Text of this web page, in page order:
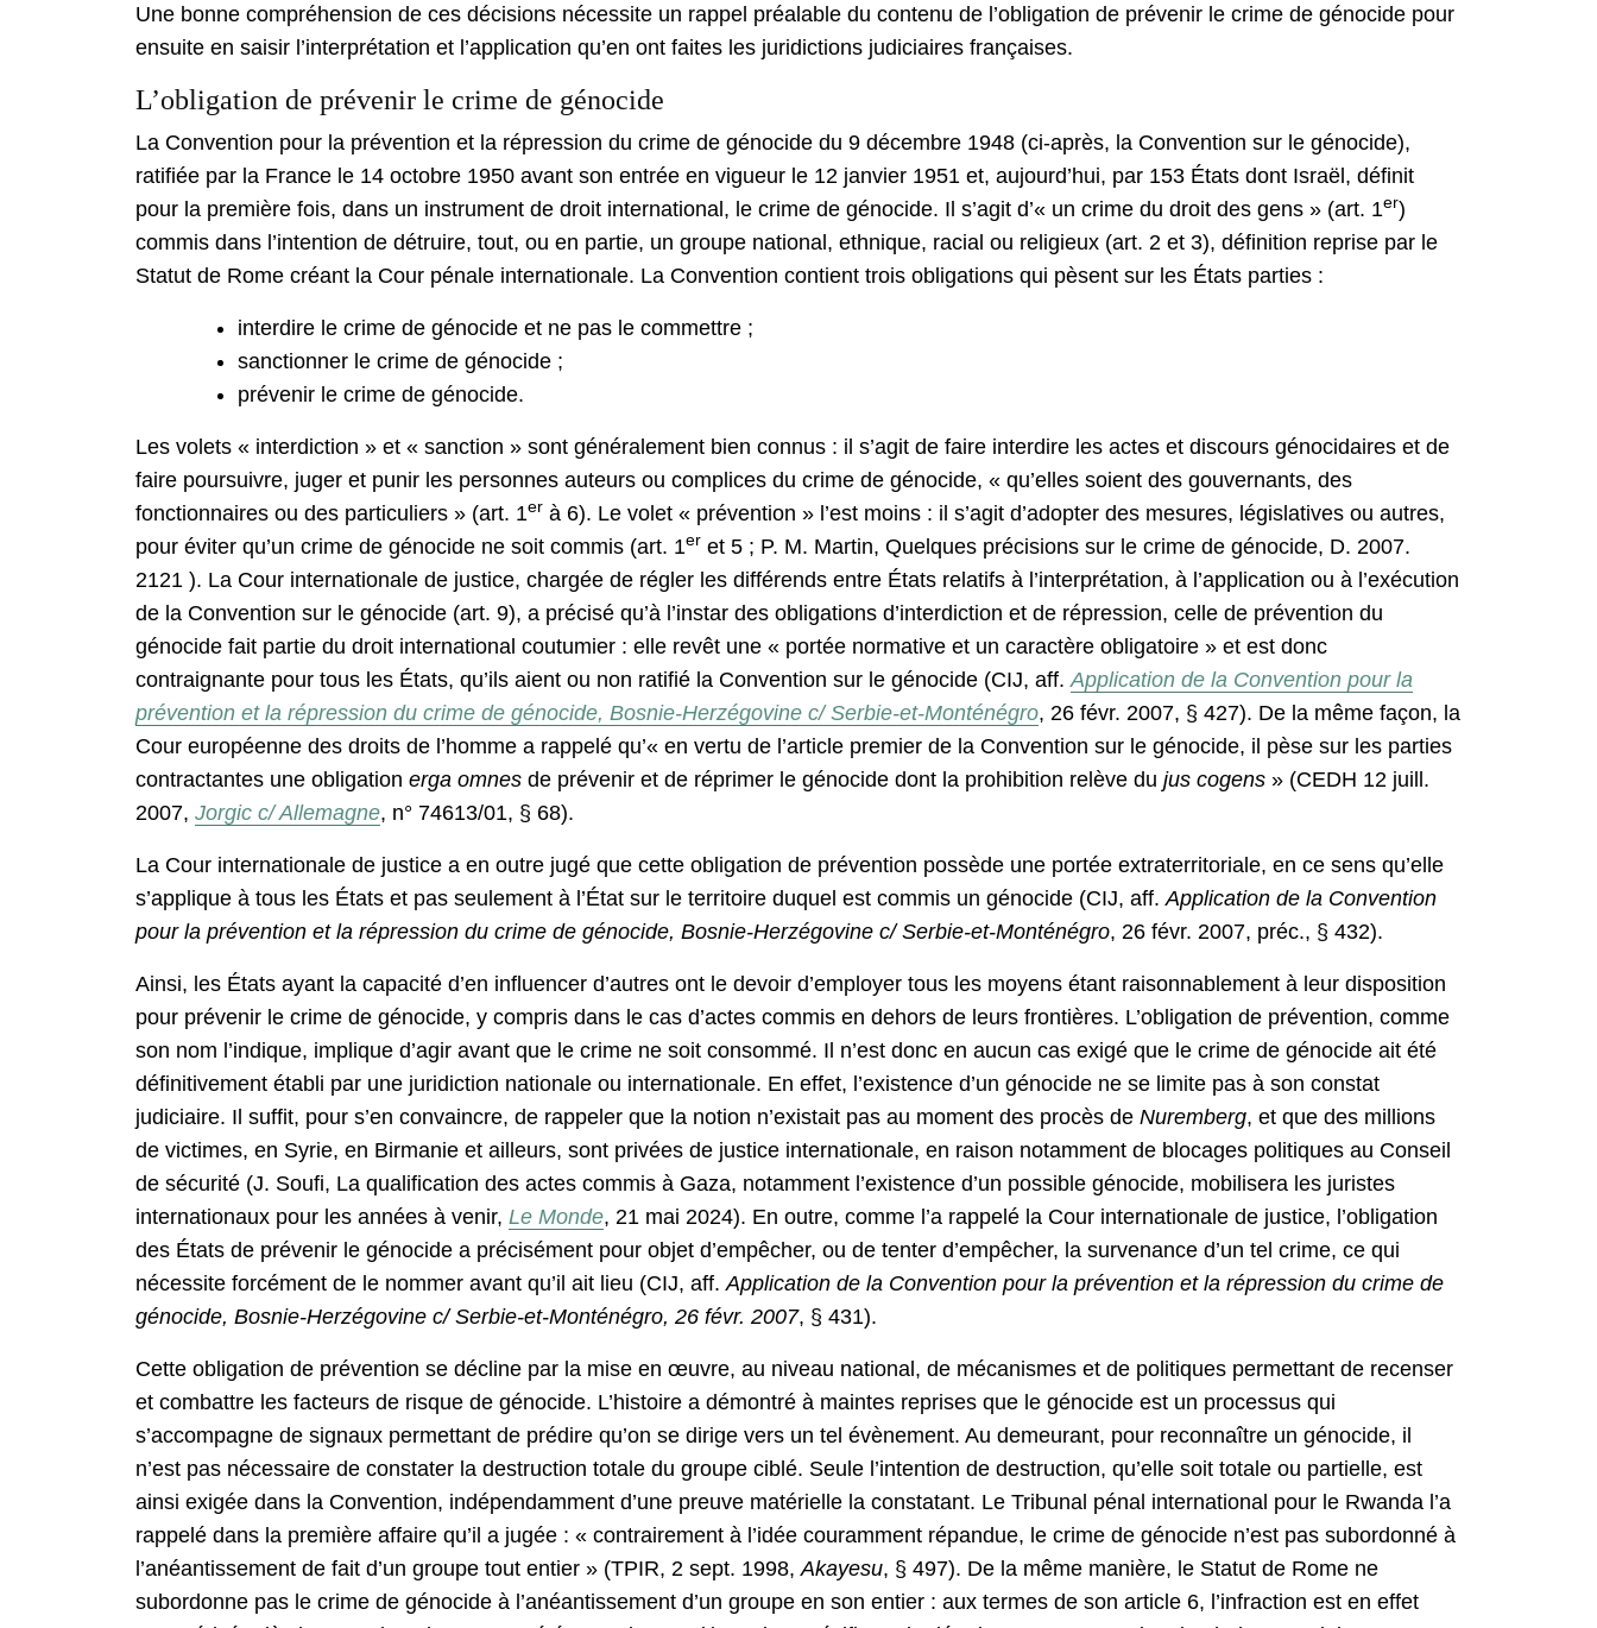
Une bonne compréhension de ces décisions nécessite un rappel préalable du contenu de l’obligation de prévenir le crime de génocide pour
ensuite en saisir l’interprétation et l’application qu’en ont faites les juridictions judiciaires françaises.
L’obligation de prévenir le crime de génocide
La Convention pour la prévention et la répression du crime de génocide du 9 décembre 1948 (ci-après, la Convention sur le génocide),
ratifiée par la France le 14 octobre 1950 avant son entrée en vigueur le 12 janvier 1951 et, aujourd’hui, par 153 États dont Israël, définit
pour la première fois, dans un instrument de droit international, le crime de génocide. Il s’agit d’« un crime du droit des gens » (art. 1er)
commis dans l’intention de détruire, tout, ou en partie, un groupe national, ethnique, racial ou religieux (art. 2 et 3), définition reprise par le
Statut de Rome créant la Cour pénale internationale. La Convention contient trois obligations qui pèsent sur les États parties :
interdire le crime de génocide et ne pas le commettre ;
sanctionner le crime de génocide ;
prévenir le crime de génocide.
Les volets « interdiction » et « sanction » sont généralement bien connus : il s’agit de faire interdire les actes et discours génocidaires et de
faire poursuivre, juger et punir les personnes auteurs ou complices du crime de génocide, « qu’elles soient des gouvernants, des
fonctionnaires ou des particuliers » (art. 1er à 6). Le volet « prévention » l’est moins : il s’agit d’adopter des mesures, législatives ou autres,
pour éviter qu’un crime de génocide ne soit commis (art. 1er et 5 ; P. M. Martin, Quelques précisions sur le crime de génocide, D. 2007.
2121 ). La Cour internationale de justice, chargée de régler les différends entre États relatifs à l’interprétation, à l’application ou à l’exécution
de la Convention sur le génocide (art. 9), a précisé qu’à l’instar des obligations d’interdiction et de répression, celle de prévention du
génocide fait partie du droit international coutumier : elle revêt une « portée normative et un caractère obligatoire » et est donc
contraignante pour tous les États, qu’ils aient ou non ratifié la Convention sur le génocide (CIJ, aff. Application de la Convention pour la
prévention et la répression du crime de génocide, Bosnie-Herzégovine c/ Serbie-et-Monténégro, 26 févr. 2007, § 427). De la même façon, la
Cour européenne des droits de l’homme a rappelé qu’« en vertu de l’article premier de la Convention sur le génocide, il pèse sur les parties
contractantes une obligation erga omnes de prévenir et de réprimer le génocide dont la prohibition relève du jus cogens » (CEDH 12 juill.
2007, Jorgic c/ Allemagne, n° 74613/01, § 68).
La Cour internationale de justice a en outre jugé que cette obligation de prévention possède une portée extraterritoriale, en ce sens qu’elle
s’applique à tous les États et pas seulement à l’État sur le territoire duquel est commis un génocide (CIJ, aff. Application de la Convention
pour la prévention et la répression du crime de génocide, Bosnie-Herzégovine c/ Serbie-et-Monténégro, 26 févr. 2007, préc., § 432).
Ainsi, les États ayant la capacité d’en influencer d’autres ont le devoir d’employer tous les moyens étant raisonnablement à leur disposition
pour prévenir le crime de génocide, y compris dans le cas d’actes commis en dehors de leurs frontières. L’obligation de prévention, comme
son nom l’indique, implique d’agir avant que le crime ne soit consommé. Il n’est donc en aucun cas exigé que le crime de génocide ait été
définitivement établi par une juridiction nationale ou internationale. En effet, l’existence d’un génocide ne se limite pas à son constat
judiciaire. Il suffit, pour s’en convaincre, de rappeler que la notion n’existait pas au moment des procès de Nuremberg, et que des millions
de victimes, en Syrie, en Birmanie et ailleurs, sont privées de justice internationale, en raison notamment de blocages politiques au Conseil
de sécurité (J. Soufi, La qualification des actes commis à Gaza, notamment l’existence d’un possible génocide, mobilisera les juristes
internationaux pour les années à venir, Le Monde, 21 mai 2024). En outre, comme l’a rappelé la Cour internationale de justice, l’obligation
des États de prévenir le génocide a précisément pour objet d’empêcher, ou de tenter d’empêcher, la survenance d’un tel crime, ce qui
nécessite forcément de le nommer avant qu’il ait lieu (CIJ, aff. Application de la Convention pour la prévention et la répression du crime de
génocide, Bosnie-Herzégovine c/ Serbie-et-Monténégro, 26 févr. 2007, § 431).
Cette obligation de prévention se décline par la mise en œuvre, au niveau national, de mécanismes et de politiques permettant de recenser
et combattre les facteurs de risque de génocide. L’histoire a démontré à maintes reprises que le génocide est un processus qui
s’accompagne de signaux permettant de prédire qu’on se dirige vers un tel évènement. Au demeurant, pour reconnaître un génocide, il
n’est pas nécessaire de constater la destruction totale du groupe ciblé. Seule l’intention de destruction, qu’elle soit totale ou partielle, est
ainsi exigée dans la Convention, indépendamment d’une preuve matérielle la constatant. Le Tribunal pénal international pour le Rwanda l’a
rappelé dans la première affaire qu’il a jugée : « contrairement à l’idée couramment répandue, le crime de génocide n’est pas subordonné à
l’anéantissement de fait d’un groupe tout entier » (TPIR, 2 sept. 1998, Akayesu, § 497). De la même manière, le Statut de Rome ne
subordonne pas le crime de génocide à l’anéantissement d’un groupe en son entier : aux termes de son article 6, l’infraction est en effet